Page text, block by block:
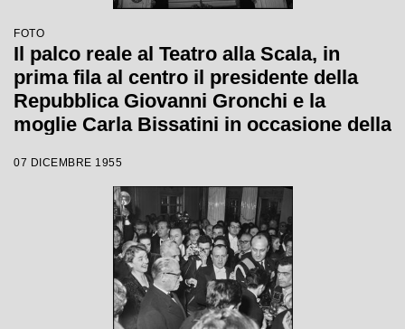
FOTO
Il palco reale al Teatro alla Scala, in
prima fila al centro il presidente della
Repubblica Giovanni Gronchi e la
moglie Carla Bissatini in occasione della
1955-1956 con l'opera "Norma" di
Vincenzo Bellini, diretta da Antonino
Votto, con la regia di Margherita
07 DICEMBRE 1955